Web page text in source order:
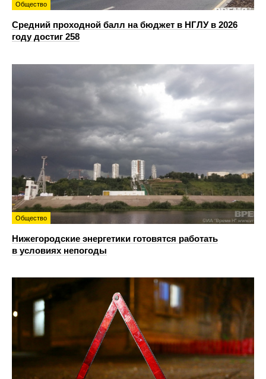
Общество
Средний проходной балл на бюджет в НГЛУ в 2026
году достиг 258
Общество
Нижегородские энергетики готовятся работать
в условиях непогоды